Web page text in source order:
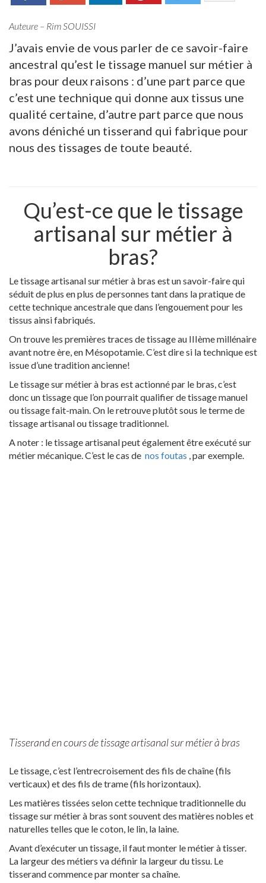
Auteure – Rim SOUISSI
J’avais envie de vous parler de ce savoir-faire
ancestral qu’est le tissage manuel sur métier à
bras pour deux raisons : d’une part parce que
c’est une technique qui donne aux tissus une
qualité certaine, d’autre part parce que nous
avons déniché un tisserand qui fabrique pour
nous des tissages de toute beauté.
Qu’est-ce que le tissage
artisanal sur métier à
bras?
Le tissage artisanal sur métier à bras est un savoir-faire qui
séduit de plus en plus de personnes tant dans la pratique de
cette technique ancestrale que dans l’engouement pour les
tissus ainsi fabriqués.
On trouve les premières traces de tissage au IIIème millénaire
avant notre ère, en Mésopotamie. C’est dire si la technique est
issue d’une tradition ancienne!
Le tissage sur métier à bras est actionné par le bras, c’est
donc un tissage que l’on pourrait qualifier de tissage manuel
ou tissage fait-main. On le retrouve plutôt sous le terme de
tissage artisanal ou tissage traditionnel.
A noter : le tissage artisanal peut également être exécuté sur
métier mécanique. C’est le cas de nos foutas , par exemple.
Tisserand en cours de tissage artisanal sur métier à bras
Le tissage, c’est l’entrecroisement des fils de chaîne (fils
verticaux) et des fils de trame (fils horizontaux).
Les matières tissées selon cette technique traditionnelle du
tissage sur métier à bras sont souvent des matières nobles et
naturelles telles que le coton, le lin, la laine.
Avant d’exécuter un tissage, il faut monter le métier à tisser.
La largeur des métiers va définir la largeur du tissu. Le
tisserand commence par monter sa chaîne.